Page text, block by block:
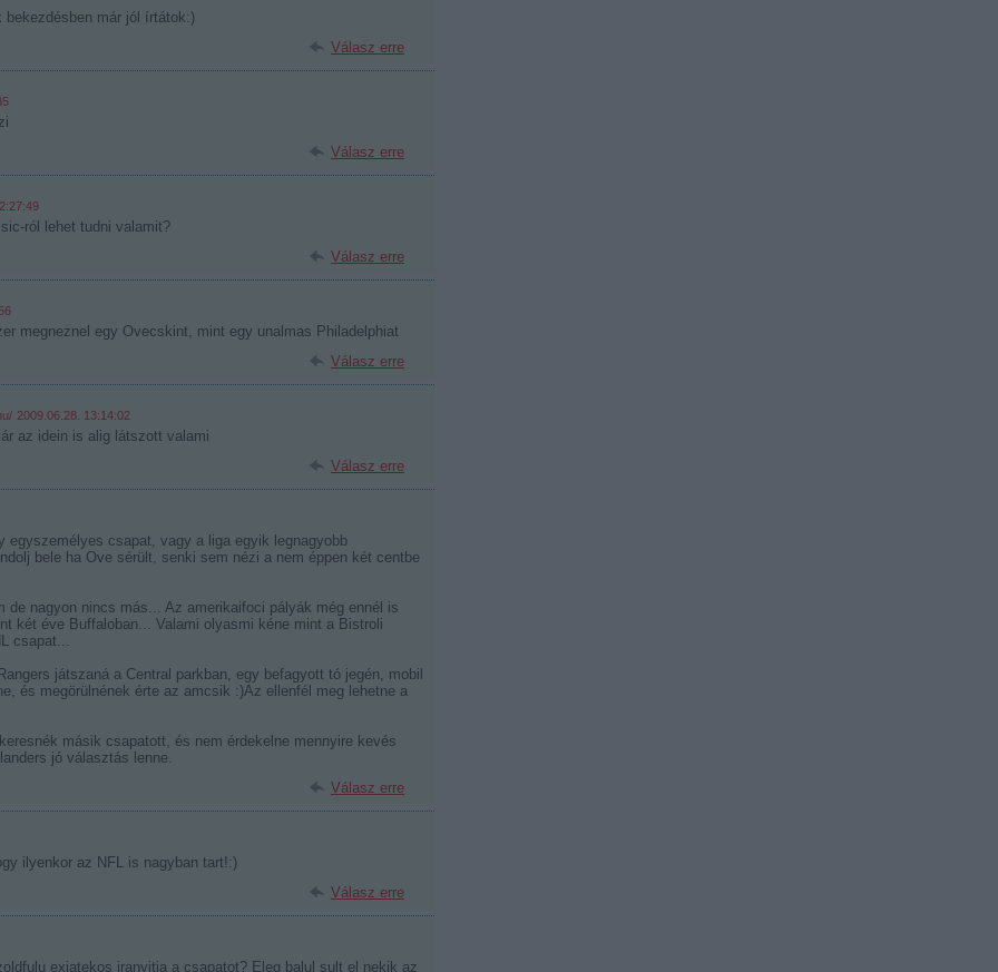
már jól írtátok:)
Válasz erre
Válasz erre
ról lehet tudni valamit?
Válasz erre
megneznel egy Ovecskint, mint egy unalmas Philadelphiat
Válasz erre
2009.06.28. 13:14:02
az idein is alig látszott valami
Válasz erre
egyszemélyes csapat, vagy a liga egyik legnagyobb
bele ha Ove sérült, senki sem nézi a nem éppen két centbe
de nagyon nincs más... Az amerikaifoci pályák még ennél is
két éve Buffaloban... Valami olyasmi kéne mint a Bistroli
csapat...
játszaná a Central parkban, egy befagyott tó jegén, mobil
és megörülnének érte az amcsik :)Az ellenfél meg lehetne a
másik csapatott, és nem érdekelne mennyire kevés
jó választás lenne.
Válasz erre
ilyenkor az NFL is nagyban tart!:)
Válasz erre
exjatekos iranyitja a csapatot? Eleg balul sult el nekik az